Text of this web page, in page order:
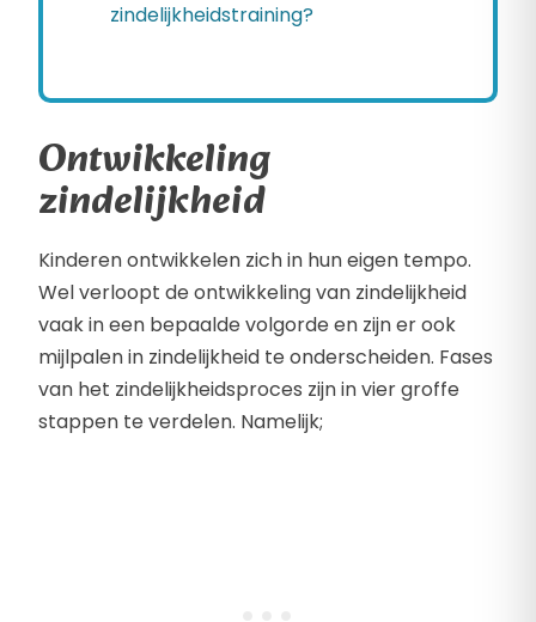
zindelijkheidstraining?
Ontwikkeling
zindelijkheid
Kinderen ontwikkelen zich in hun eigen tempo.
Wel verloopt de ontwikkeling van zindelijkheid
vaak in een bepaalde volgorde en zijn er ook
mijlpalen in zindelijkheid te onderscheiden. Fases
van het zindelijkheidsproces zijn in vier groffe
stappen te verdelen. Namelijk;